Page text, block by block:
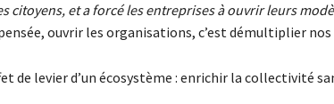
citoyens, et a forcé les entreprises à ouvrir leurs
ouvrir les organisations, c’est démultiplier nos
de levier d’un écosystème : enrichir la collectivité